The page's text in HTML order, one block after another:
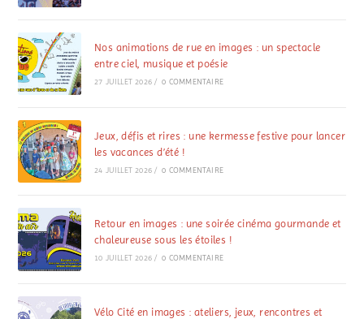
Nos animations de rue en images : un spectacle
entre ciel, musique et poésie
27 JUILLET 2026 / 0 COMMENTAIRE
Jeux, défis et rires : une kermesse festive pour lancer
les vacances d’été !
24 JUILLET 2026 / 0 COMMENTAIRE
Retour en images : une soirée cinéma gourmande et
chaleureuse sous les étoiles !
10 JUILLET 2026 / 0 COMMENTAIRE
Vélo Cité en images : ateliers, jeux, rencontres et